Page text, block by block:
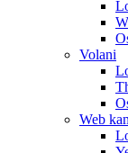
Volani
Web